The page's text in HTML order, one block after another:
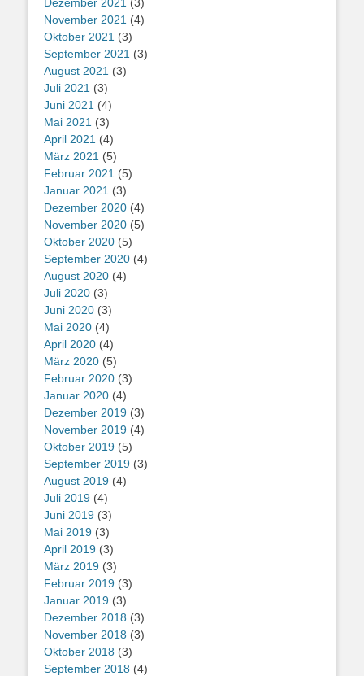
November 2021 (4)
Oktober 2021 (3)
September 2021 (3)
August 2021 (3)
Juli 2021 (3)
Juni 2021 (4)
Mai 2021 (3)
April 2021 (4)
März 2021 (5)
Februar 2021 (5)
Januar 2021 (3)
Dezember 2020 (4)
November 2020 (5)
Oktober 2020 (5)
September 2020 (4)
August 2020 (4)
Juli 2020 (3)
Juni 2020 (3)
Mai 2020 (4)
April 2020 (4)
März 2020 (5)
Februar 2020 (3)
Januar 2020 (4)
Dezember 2019 (3)
November 2019 (4)
Oktober 2019 (5)
September 2019 (3)
August 2019 (4)
Juli 2019 (4)
Juni 2019 (3)
Mai 2019 (3)
April 2019 (3)
März 2019 (3)
Februar 2019 (3)
Januar 2019 (3)
Dezember 2018 (3)
November 2018 (3)
Oktober 2018 (3)
September 2018 (4)